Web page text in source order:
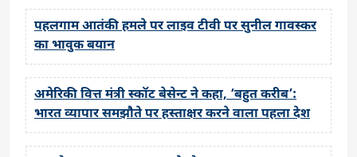
पहलगाम आतंकी हमले पर लाइव टीवी पर सुनील गावस्कर
का भावुक बयान
अमेरिकी वित्त मंत्री स्कॉट बेसेन्ट ने कहा, ‘बहुत करीब’:
भारत व्यापार समझौते पर हस्ताक्षर करने वाला पहला देश